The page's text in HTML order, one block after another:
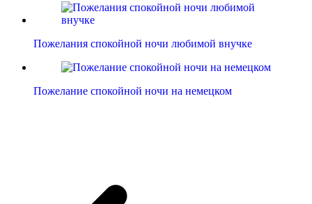
Пожелания спокойной ночи любимой внучке
Пожелание спокойной ночи на немецком